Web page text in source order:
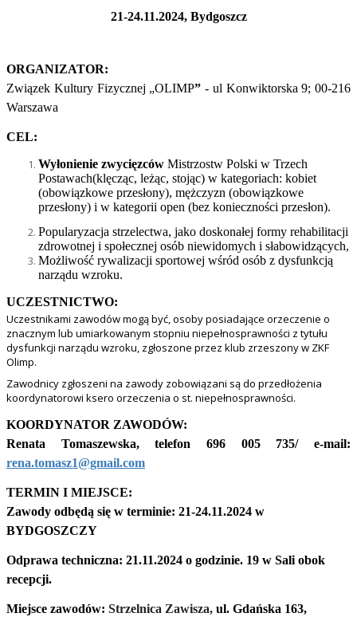
21-24.11.2024, Bydgoszcz
ORGANIZATOR:
Związek Kultury Fizycznej „OLIMP” - ul Konwiktorska 9; 00-216
Warszawa
CEL:
Wyłonienie zwycięzców Mistrzostw Polski w Trzech
Postawach(klęcząc, leżąc, stojąc) w kategoriach: kobiet
(obowiązkowe przesłony), mężczyzn (obowiązkowe
przesłony) i w kategorii open (bez konieczności przesłon).
Popularyzacja strzelectwa, jako doskonałej formy rehabilitacji
zdrowotnej i społecznej osób niewidomych i słabowidzących,
Możliwość rywalizacji sportowej wśród osób z dysfunkcją
narządu wzroku.
UCZESTNICTWO:
Uczestnikami zawodów mogą być, osoby posiadające orzeczenie o
znacznym lub umiarkowanym stopniu niepełnosprawności z tytułu
dysfunkcji narządu wzroku, zgłoszone przez klub zrzeszony w ZKF
Olimp.
Zawodnicy zgłoszeni na zawody zobowiązani są do przedłożenia
koordynatorowi ksero orzeczenia o st. niepełnosprawności.
KOORDYNATOR ZAWODÓW:
Renata Tomaszewska, telefon 696 005 735/ e-mail:
rena.tomasz1@gmail.com
TERMIN I MIEJSCE:
Zawody odbędą się w terminie: 21-24.11.2024 w
BYDGOSZCZY
Odprawa techniczna: 21.11.2024 o godzinie. 19 w Sali obok
recepcji.
Miejsce zawodów: Strzelnica Zawisza, ul. Gdańska 163,